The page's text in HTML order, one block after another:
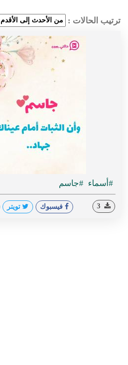
ترتيب الحالات :
#أسماء #جاسم
فيسبوك تويتر